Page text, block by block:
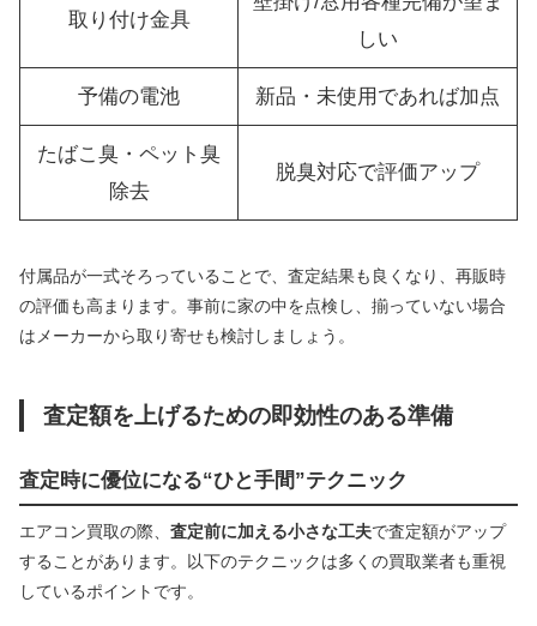
取り付け金具
しい
予備の電池 新品・未使用であれば加点
たばこ臭・ペット臭
除去
脱臭対応で評価アップ
付属品が一式そろっていることで、査定結果も良くなり、再販時
の評価も高まります。事前に家の中を点検し、揃っていない場合
はメーカーから取り寄せも検討しましょう。
査定額を上げるための即効性のある準備
査定時に優位になる“ひと手間”テクニック
エアコン買取の際、 査定前に加える小さな工夫で査定額がアップ
することがあります。以下のテクニックは多くの買取業者も重視
しているポイントです。